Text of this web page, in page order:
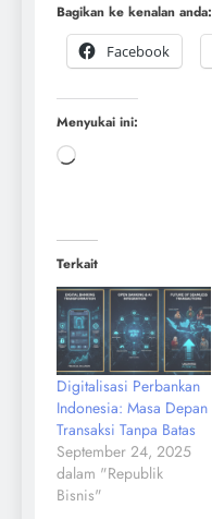
Bagikan ke kenalan anda:
Facebook
Menyukai ini:
Terkait
Digitalisasi Perbankan
Indonesia: Masa Depan
Transaksi Tanpa Batas
September 24, 2025
dalam "Republik
Bisnis"